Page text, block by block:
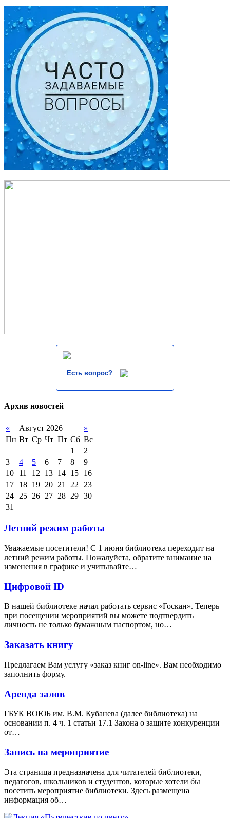
Есть вопрос?
Архив новостей
« Август 2026
»
Пн Вт Ср Чт Пт Сб Вс
1
2
3
4 5 6 7 8
9
10
11 12 13 14 15
16
17
18 19 20 21 22
23
24
25 26 27 28 29 30
31
Летний режим работы
Уважаемые посетители! С 1 июня библиотека переходит на
летний режим работы. Пожалуйста, обратите внимание на
изменения в графике и учитывайте…
Цифровой ID
В нашей библиотеке начал работать сервис «Госкан». Теперь
при посещении мероприятий вы можете подтвердить
личность не только бумажным паспортом, но…
Заказать книгу
Предлагаем Вам услугу «заказ книг on-line». Вам необходимо
заполнить форму.
Аренда залов
ГБУК ВОЮБ им. В.М. Кубанева (далее библиотека) на
основании п. 4 ч. 1 статьи 17.1 Закона о защите конкуренции
от…
Запись на мероприятие
Эта страница предназначена для читателей библиотеки,
педагогов, школьников и студентов, которые хотели бы
посетить мероприятие библиотеки. Здесь размещена
информация об…